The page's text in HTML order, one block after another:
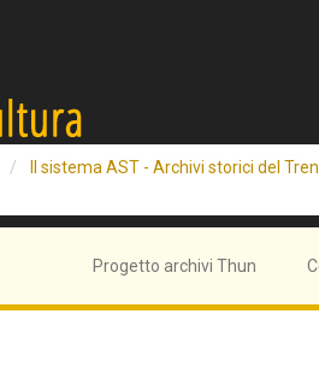
Il sistema AST - Archivi storici del
Progetto archivi Thun